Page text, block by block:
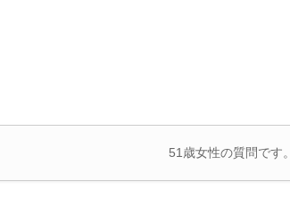
51歳女性の質問です。